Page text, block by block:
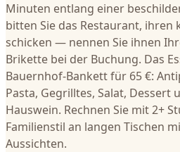
Minuten entlang einer
bitten Sie das Restaurant, ihren
schicken — nennen Sie ihnen
Brikette bei der Buchung. Das
Bauernhof-Bankett für 65 €:
Pasta, Gegrilltes, Salat, Dessert
Hauswein. Rechnen Sie mit 2+
Familienstil an langen Tischen
Aussichten.